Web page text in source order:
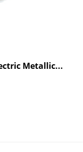
Metallic...